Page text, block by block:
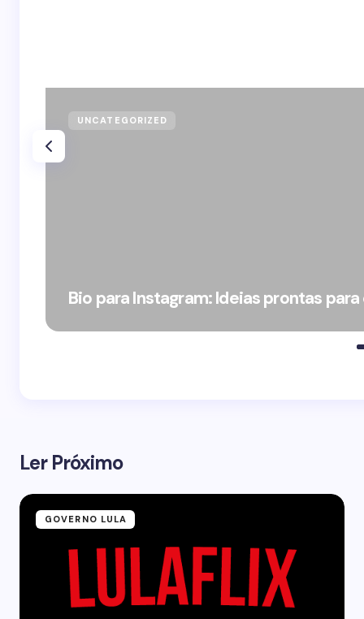
UNCATEGORIZED
Bio para Instagram: Ideias prontas
Ler Próximo
GOVERNO LULA